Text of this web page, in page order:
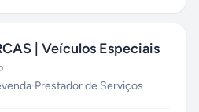
| Veículos Especiais
·Prestador de Serviços